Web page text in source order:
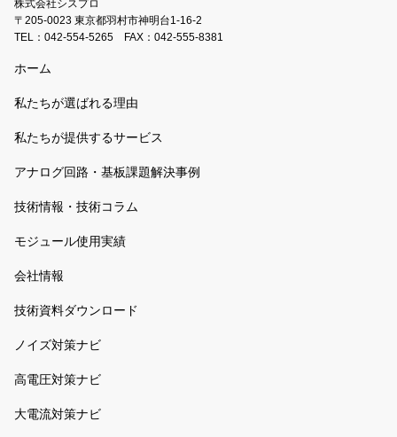
株式会社シスプロ
〒205-0023 東京都羽村市神明台1-16-2
TEL： 042-554-5265 FAX：042-555-8381
ホーム
私たちが選ばれる理由
私たちが提供するサービス
アナログ回路・基板課題解決事例
技術情報・技術コラム
モジュール使用実績
会社情報
技術資料ダウンロード
ノイズ対策ナビ
高電圧対策ナビ
大電流対策ナビ